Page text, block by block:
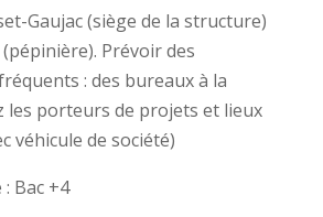
Gaujac (siège de la structure)
Prévoir des
: des bureaux à la
les porteurs de projets et lieux
véhicule de société)
: Bac +4